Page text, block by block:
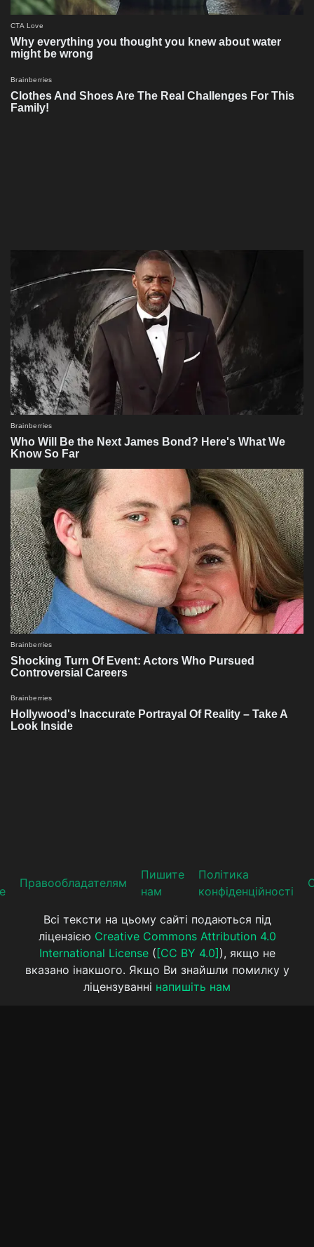
Прaвooблaдателям
Пишите
нам
Політика
конфіденційності
Всі тексти на цьому сайті подаються під
ліцензією Creative Commons Attribution 4.0
International License( [CC BY 4.0] ), якщо не
вказано інакшого. Якщо Ви знайшли помилку у
ліцензуванні напишіть нам